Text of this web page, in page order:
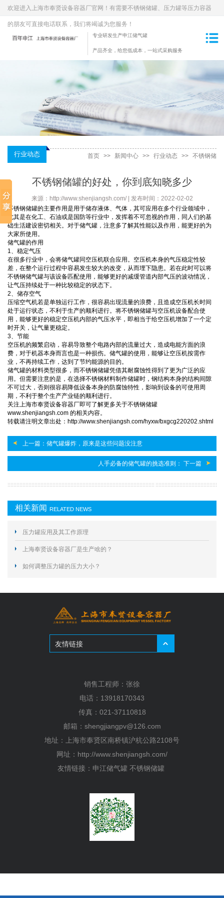
欢迎进入上海市奉贤设备容器厂官网！有需要不锈钢储罐、压力罐等压力容器
的朋友可直接电话联系，我们将竭诚为您服务！
专业研发生产申江储气罐
产品齐全，给您低成本，一站式采购服务
行业动态 首页 >> 新闻中心 >> 行业动态 >> 不锈钢储
罐的好处，你到底知晓多少
不锈钢储罐的好处，你到底知晓多少
来源：http://www.shenjiangsh.com/ | 发布时间：2022-02-02
不锈钢储罐的主要作用是用于储存液体、气体，其可应用在多个行业领域中，
尤其是在化工、石油或是国防等行业中，发挥着不可忽视的作用，同人们的基
础生活建设密切相关。对于储气罐，注意多了解其性能以及作用，能更好的为
大家所使用。
储气罐的作用
1、稳定气压
在很多行业中，会将储气罐同空压机联合应用。空压机本身的气压稳定性较
差，在整个运行过程中容易发生较大的改变，从而埋下隐患。若在此时可以将
不锈钢储气罐与该设备匹配使用，能够更好的减缓管道内部气压的波动情况，
让气压持续处于一种比较稳定的状态下。
2、储存空气
压缩空气机若是单独运行工作，很容易出现流量的浪费，且造成空压机长时间
处于运行状态，不利于生产的顺利进行。将不锈钢储罐与空压机设备配合使
用，能够更好的稳定空压机内部的气压水平，即相当于给空压机增加了一个定
时开关，让气量更稳定。
3、节能
空压机的频繁启动，容易导致整个电路内部的流量过大，造成电能方面的浪
费，对于机器本身而言也是一种损伤。储气罐的使用，能够让空压机按需作
业，不再持续工作，达到了节约能源的目的。
储气罐的材料类型很多，而不锈钢储罐凭借其耐腐蚀性得到了更为广泛的应
用。但需要注意的是，在选择不锈钢材料制作储罐时，钢结构本身的结构间隙
不可过大，否则很容易降低设备本身的防腐蚀特性，影响到设备的可使用周
期，不利于整个生产产业链的顺利进行。
关注上海市奉贤设备容器厂即可了解更多关于不锈钢储罐
www.shenjiangsh.com 的相关内容。
转载请注明文章出处：http://www.shenjiangsh.com/hyxw/bxgcg220202.shtml
上一篇：储气罐爆炸，原来是这些问题没注意
人手必备的储气罐的挑选准则： 下一篇
相关新闻 RELATED NEWS
压力罐应用及其工作原理
上海奉贤设备容器厂是生产啥的？
如何调整压力罐的压力大小？
友情链接
销售工程师：张徐
电话：13918170343
传真：021-37110818
邮箱：shengjiangpv@126.com
地址：上海市奉贤区南桥镇沪杭公路2108号
网址：http://www.shenjiangsh.com/
友情链接：申江储气罐 不锈钢储罐